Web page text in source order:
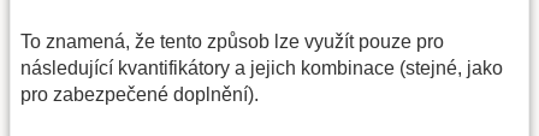
To znamená, že tento způsob lze využít pouze pro
následující kvantifikátory a jejich kombinace (stejné, jako
pro zabezpečené doplnění).